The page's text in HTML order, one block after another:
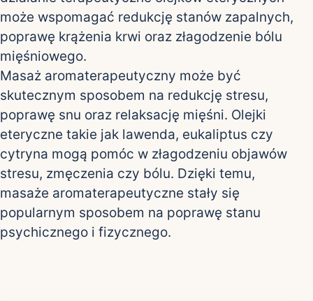
może wspomagać redukcję stanów zapalnych,
poprawę krążenia krwi oraz złagodzenie bólu
mięśniowego.
Masaż aromaterapeutyczny może być
skutecznym sposobem na redukcję stresu,
poprawę snu oraz relaksację mięśni. Olejki
eteryczne takie jak lawenda, eukaliptus czy
cytryna mogą pomóc w złagodzeniu objawów
stresu, zmęczenia czy bólu. Dzięki temu,
masaże aromaterapeutyczne stały się
popularnym sposobem na poprawę stanu
psychicznego i fizycznego.